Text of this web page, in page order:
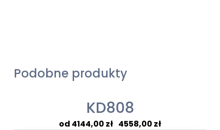
Podobne produkty
KD808
4144,00 zł 4558,00 zł
Zakres